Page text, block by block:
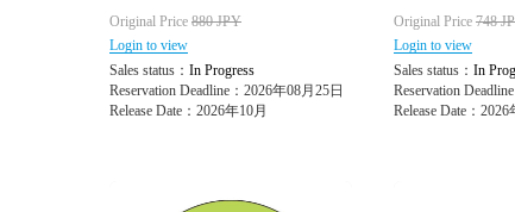
Original Price 880JPY
Login to view
Sales status： In Progress
Reservation Deadline：2026年08月25日
Release Date：2026年10月
Original Price 748
Login to view
Sales status： In
Reservation
Release Date：2026